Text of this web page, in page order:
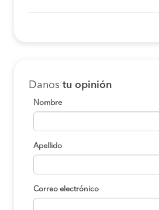
Danos tu opinión
Nombre
Apellido
Correo electrónico